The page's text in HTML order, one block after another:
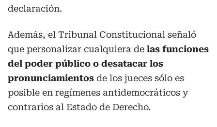
declaración.
Además, el Tribunal Constitucional señaló
que personalizar cualquiera de las funciones
del poder público o desatacar los
pronunciamientos de los jueces sólo es
posible en regímenes antidemocráticos y
contrarios al Estado de Derecho.